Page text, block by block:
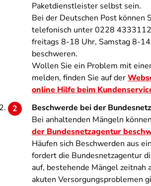
Paketdienstleister selbst sein.
Bei der Deutschen Post können
telefonisch unter 0228
freitags 8-18 Uhr, Samstag 8-
beschweren.
Wollen Sie ein Problem mit
melden, finden Sie auf der
online Hilfe beim
Beschwerde bei der
Bei anhaltenden Mängeln
der Bundesnetzagentur
Häufen sich Beschwerden aus
fordert die Bundesnetzagentur
auf, bestehende Mängel zeitnah
akuten Versorgungsproblemen